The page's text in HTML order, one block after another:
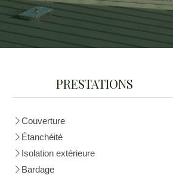
PRESTATIONS
Couverture
Étanchéité
Isolation extérieure
Bardage